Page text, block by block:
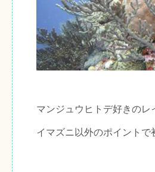
マンジュウヒトデ好きのレ
イマズニ以外のポイント